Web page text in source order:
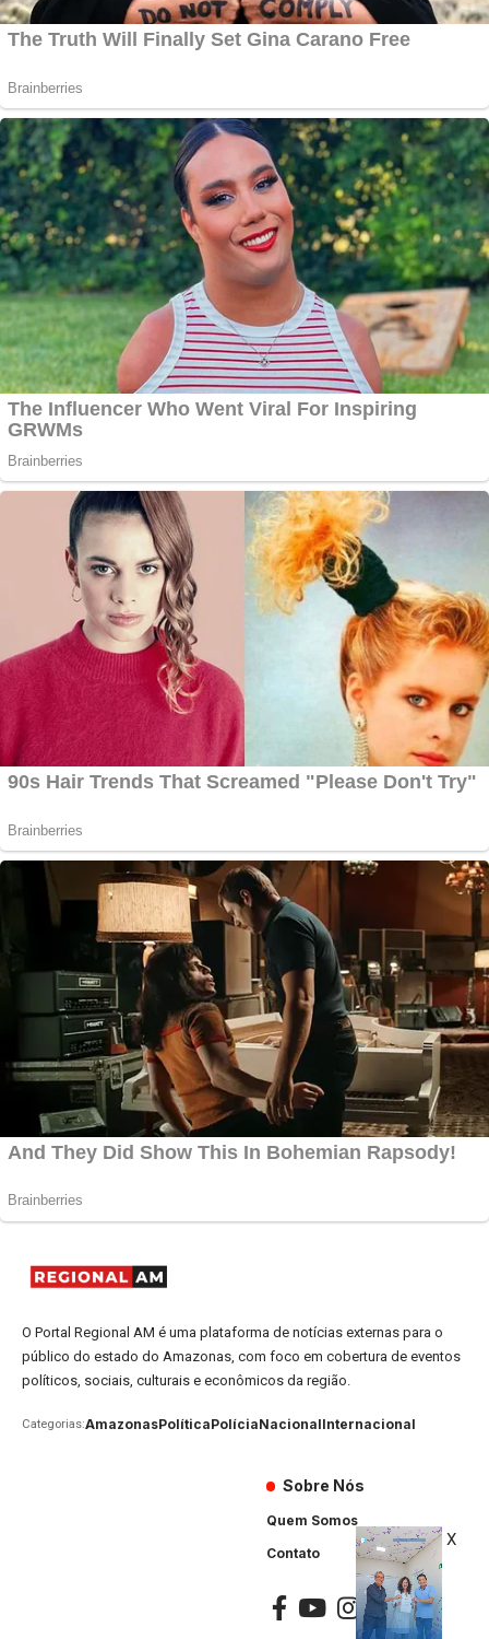
O Portal Regional AM é uma plataforma de notícias externas para o
público do estado do Amazonas, com foco em cobertura de eventos
políticos, sociais, culturais e econômicos da região.
Categorias:AmazonasPolíticaPolíciaNacionalInternacional
Sobre Nós
Quem Somos
Contato
X